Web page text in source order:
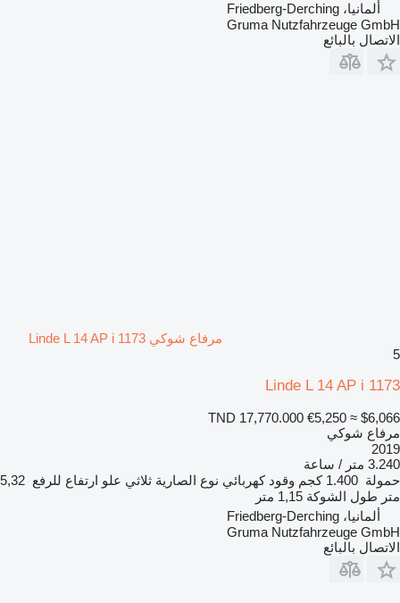
ألمانيا، Friedberg-Derching
Gruma Nutzfahrzeuge GmbH
الاتصال بالبائع
مرفاع شوكي Linde L 14 AP i 1173
5
Linde L 14 AP i 1173
TND 17,770.000 €5,250 ≈ $6,066
مرفاع شوكي
2019
3.240 متر / ساعة
حمولة 1.400 كجم وقود كهربائي نوع الصارية ثلاثي علو ارتفاع للرفع 5,32
متر طول الشوكة 1,15 متر
ألمانيا، Friedberg-Derching
Gruma Nutzfahrzeuge GmbH
الاتصال بالبائع